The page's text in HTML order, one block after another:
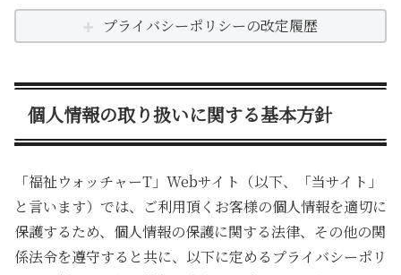
プライバシーポリシーの改定履歴
個人情報の取り扱いに関する基本方針
「福祉ウォッチャーT」Webサイト（以下、「当サイト」
と言います）では、ご利用頂くお客様の個人情報を適切に
保護するため、個人情報の保護に関する法律、その他の関
係法令を遵守すると共に、以下に定めるプライバシーポリ